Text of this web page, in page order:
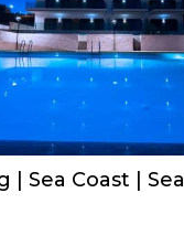
HAVSUTSIKT
| Sea Coast |